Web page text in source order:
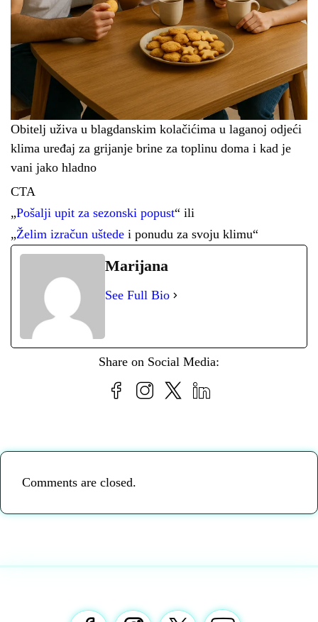
Obitelj uživa u blagdanskim kolačićima u laganoj odjeći
klima uređaj za grijanje brine za toplinu doma i kad je
vani jako hladno
CTA
„Pošalji upit za sezonski popust“ ili
„Želim izračun uštede i ponudu za svoju klimu“
Marijana
See Full Bio
Share on Social Media:
Comments are closed.